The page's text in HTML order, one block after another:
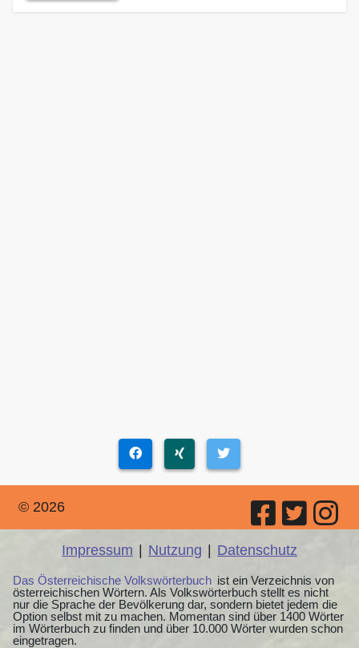
© 2026
Impressum | Nutzung | Datenschutz
Das Österreichische Volkswörterbuch ist ein Verzeichnis von
österreichischen Wörtern. Als Volkswörterbuch stellt es nicht
nur die Sprache der Bevölkerung dar, sondern bietet jedem die
Option selbst mit zu machen. Momentan sind über 1400 Wörter
im Wörterbuch zu finden und über 10.000 Wörter wurden schon
eingetragen.